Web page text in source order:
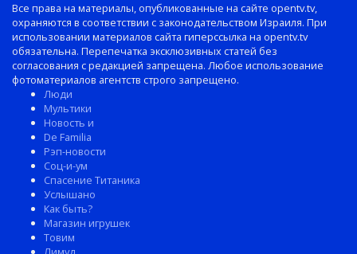
Все права на материалы, опубликованные на сайте opentv.tv,
охраняются в соответствии с законодательством Израиля. При
использовании материалов сайта гиперссылка на opentv.tv
обязательна. Перепечатка эксклюзивных статей без
согласования с редакцией запрещена. Любое использование
фотоматериалов агентств строго запрещено.
Люди
Мультики
Новость и
De Familia
Рэп-новости
Соц-и-ум
Спасение Титаника
Услышано
Как быть?
Магазин игрушек
Товим